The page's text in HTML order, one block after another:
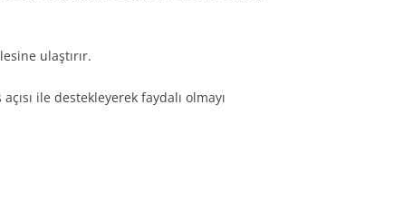
ulaştırır.
ile destekleyerek faydalı olmayı